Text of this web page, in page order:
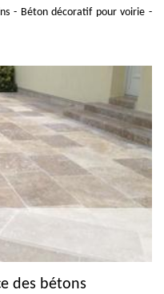
- Béton décoratif pour voirie -
des bétons